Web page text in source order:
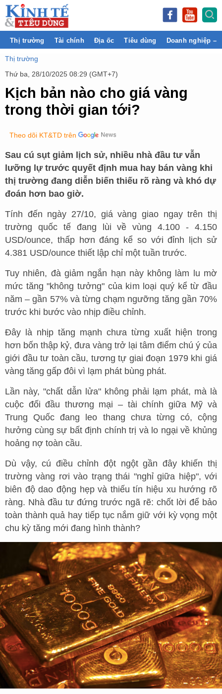
Thị trường Tài chính Địa ốc Tiêu dùng Doanh nghiệp –
Thị trường
Thứ ba, 28/10/2025 08:29 (GMT+7)
Kịch bản nào cho giá vàng
trong thời gian tới?
Theo dõi KT&TD trên
Sau cú sụt giảm lịch sử, nhiều nhà đầu tư vẫn
lưỡng lự trước quyết định mua hay bán vàng khi
thị trường đang diễn biến thiếu rõ ràng và khó dự
đoán hơn bao giờ.
Tính đến ngày 27/10, giá vàng giao ngay trên thị
trường quốc tế đang lùi về vùng 4.100 - 4.150
USD/ounce, thấp hơn đáng kể so với đỉnh lịch sử
4.381 USD/ounce thiết lập chỉ một tuần trước.
Tuy nhiên, đà giảm ngắn hạn này không làm lu mờ
mức tăng "không tưởng" của kim loại quý kể từ đầu
năm – gần 57% và từng chạm ngưỡng tăng gần 70%
trước khi bước vào nhịp điều chỉnh.
Đây là nhịp tăng mạnh chưa từng xuất hiện trong
hơn bốn thập kỷ, đưa vàng trở lại tâm điểm chú ý của
giới đầu tư toàn cầu, tương tự giai đoạn 1979 khi giá
vàng tăng gấp đôi vì lạm phát bùng phát.
Lần này, "chất dẫn lửa" không phải lạm phát, mà là
cuộc đối đầu thương mại – tài chính giữa Mỹ và
Trung Quốc đang leo thang chưa từng có, cộng
hưởng cùng sự bất định chính trị và lo ngại về khủng
hoảng nợ toàn cầu.
Dù vậy, cú điều chỉnh đột ngột gần đây khiến thị
trường vàng rơi vào trạng thái "nghỉ giữa hiệp", với
biên độ dao động hẹp và thiếu tín hiệu xu hướng rõ
ràng. Nhà đầu tư đứng trước ngã rẽ: chốt lời để bảo
toàn thành quả hay tiếp tục nắm giữ với kỳ vọng một
chu kỳ tăng mới đang hình thành?